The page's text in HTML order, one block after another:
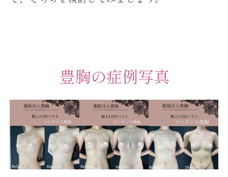
豊胸の症例写真